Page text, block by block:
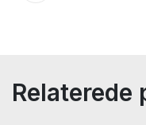
Relaterede